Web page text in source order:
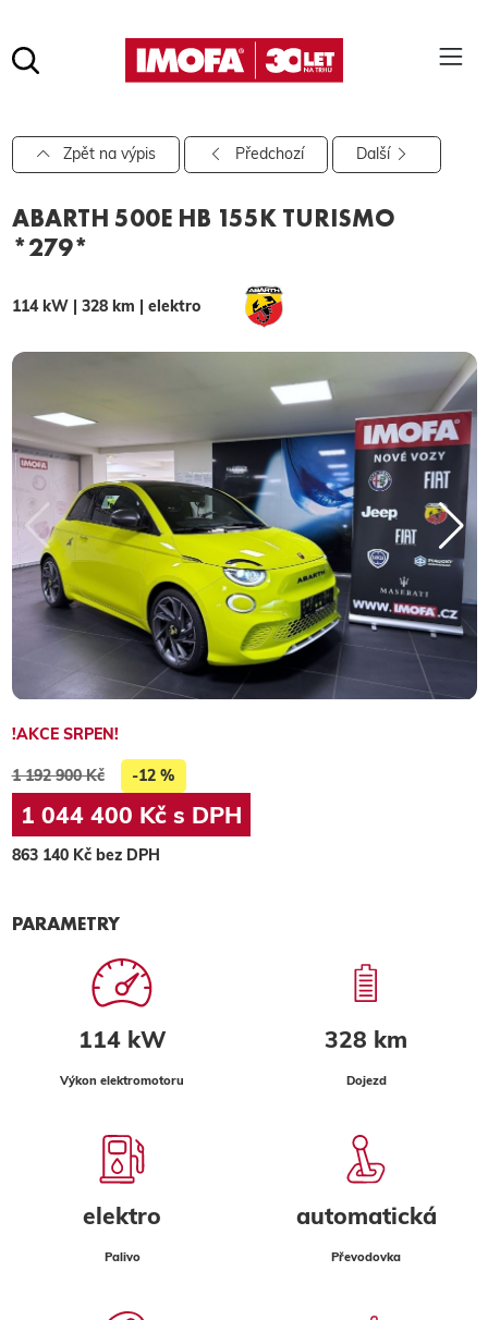
hledat
Pro vyhledávání zadejte alespoň 3 znaky.
Zpět na výpis Předchozí Další
ABARTH 500E HB 155K TURISMO
*279*
114 kW | 328 km | elektro
!AKCE SRPEN!
1 192 900 Kč -12 %
1 044 400 Kč s DPH
863 140 Kč bez DPH
PARAMETRY
114 kW
Výkon elektromotoru
328 km
Dojezd
elektro
Palivo
automatická
Převodovka